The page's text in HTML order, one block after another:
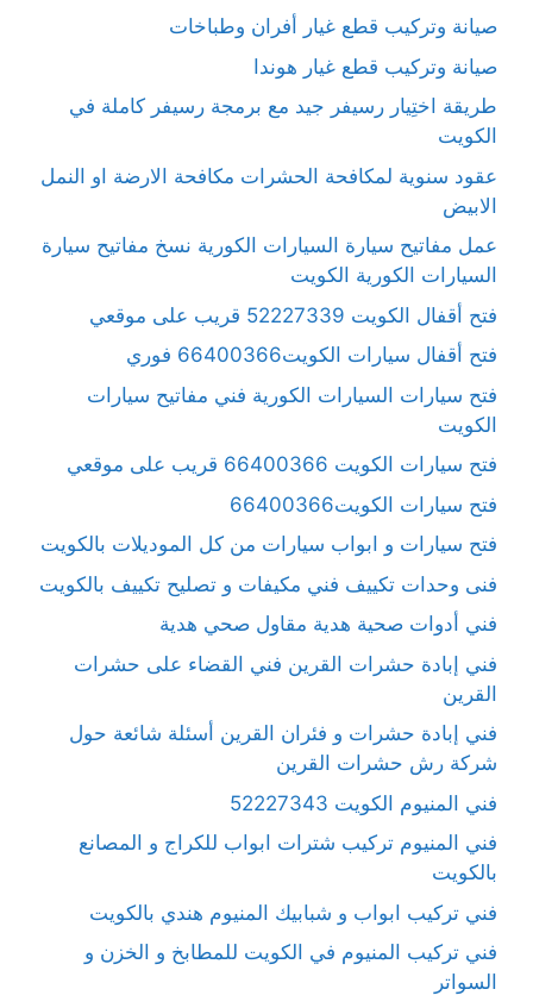
صيانة وتركيب قطع غيار أفران وطباخات
صيانة وتركيب قطع غيار هوندا
طريقة اختِيار رسيفر جيد مع برمجة رسيفر كاملة في
الكويت
عقود سنوية لمكافحة الحشرات مكافحة الارضة او النمل
الابيض
عمل مفاتيح سيارة السيارات الكورية نسخ مفاتيح سيارة
السيارات الكورية الكويت
فتح أقفال الكويت 52227339 قريب على موقعي
فتح أقفال سيارات الكويت66400366 فوري
فتح سيارات السيارات الكورية فني مفاتيح سيارات
الكويت
فتح سيارات الكويت 66400366 قريب على موقعي
فتح سيارات الكويت66400366
فتح سيارات و ابواب سيارات من كل الموديلات بالكويت
فنى وحدات تكييف فني مكيفات و تصليح تكييف بالكويت
فني أدوات صحية هدية مقاول صحي هدية
فني إبادة حشرات القرين فني القضاء على حشرات
القرين
فني إبادة حشرات و فئران القرين أسئلة شائعة حول
شركة رش حشرات القرين
فني المنيوم الكويت 52227343
فني المنيوم تركيب شترات ابواب للكراج و المصانع
بالكويت
فني تركيب ابواب و شبابيك المنيوم هندي بالكويت
فني تركيب المنيوم في الكويت للمطابخ و الخزن و
السواتر